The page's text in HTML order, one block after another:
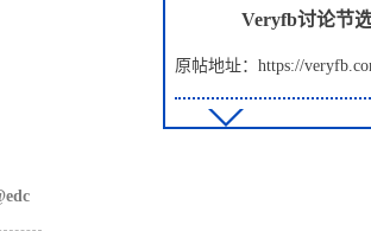
Veryfb讨论节
原帖地址：https://